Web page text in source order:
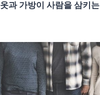
옷과 가방이 사람을 삼키는